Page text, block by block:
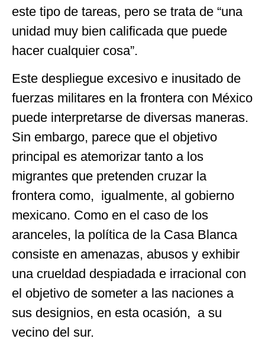
este tipo de tareas, pero se trata de “una
unidad muy bien calificada que puede
hacer cualquier cosa”.
Este despliegue excesivo e inusitado de
fuerzas militares en la frontera con México
puede interpretarse de diversas maneras.
Sin embargo, parece que el objetivo
principal es atemorizar tanto a los
migrantes que pretenden cruzar la
frontera como, igualmente, al gobierno
mexicano. Como en el caso de los
aranceles, la política de la Casa Blanca
consiste en amenazas, abusos y exhibir
una crueldad despiadada e irracional con
el objetivo de someter a las naciones a
sus designios, en esta ocasión, a su
vecino del sur.